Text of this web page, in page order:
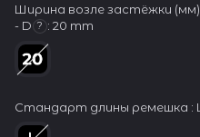
Ширина возле застёжки (мм)
- D ? : 20 mm
Стандарт длины ремешка : L